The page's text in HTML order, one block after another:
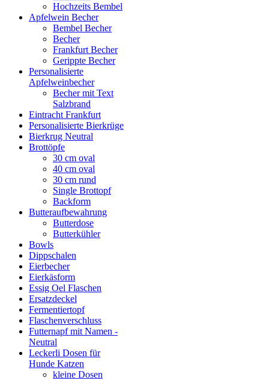
Hochzeits Bembel
Apfelwein Becher
Bembel Becher
Becher
Frankfurt Becher
Gerippte Becher
Personalisierte
Apfelweinbecher
Becher mit Text
Salzbrand
Eintracht Frankfurt
Personalisierte Bierkrüge
Bierkrug Neutral
Brottöpfe
30 cm oval
40 cm oval
30 cm rund
Single Brottopf
Backform
Butteraufbewahrung
Butterdose
Butterkühler
Bowls
Dippschalen
Eierbecher
Eierkäsform
Essig Oel Flaschen
Ersatzdeckel
Fermentiertopf
Flaschenverschluss
Futternapf mit Namen -
Neutral
Leckerli Dosen für
Hunde Katzen
kleine Dosen